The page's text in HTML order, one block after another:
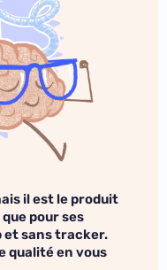
il est le produit
pour ses
et sans tracker.
qualité en vous